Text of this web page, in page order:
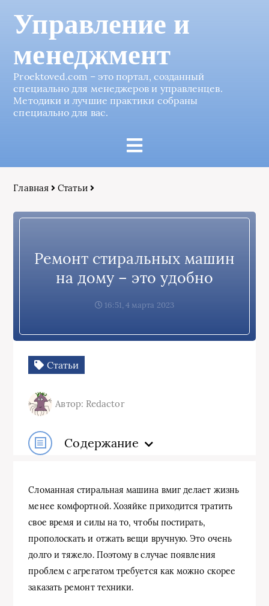
Управление и
менеджмент
Proektoved.com – это портал, созданный
специально для менеджеров и управленцев.
Методики и лучшие практики собраны
специально для вас.
Главная Статьи
Ремонт стиральных машин
на дому – это удобно
16:51, 4 марта 2023
Статьи
Автор: Redactor
Содержание
Сломанная стиральная машина вмиг делает жизнь
менее комфортной. Хозяйке приходится тратить
свое время и силы на то, чтобы постирать,
прополоскать и отжать вещи вручную. Это очень
долго и тяжело. Поэтому в случае появления
проблем с агрегатом требуется как можно скорее
заказать ремонт техники.